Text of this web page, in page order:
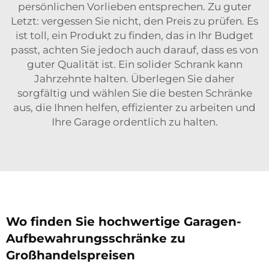
persönlichen Vorlieben entsprechen. Zu guter
Letzt: vergessen Sie nicht, den Preis zu prüfen. Es
ist toll, ein Produkt zu finden, das in Ihr Budget
passt, achten Sie jedoch auch darauf, dass es von
guter Qualität ist. Ein solider Schrank kann
Jahrzehnte halten. Überlegen Sie daher
sorgfältig und wählen Sie die besten Schränke
aus, die Ihnen helfen, effizienter zu arbeiten und
Ihre Garage ordentlich zu halten.
Wo finden Sie hochwertige Garagen-
Aufbewahrungsschränke zu
Großhandelspreisen